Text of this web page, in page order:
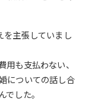
を主張していまし
も支払わない、
についての話し合
した。